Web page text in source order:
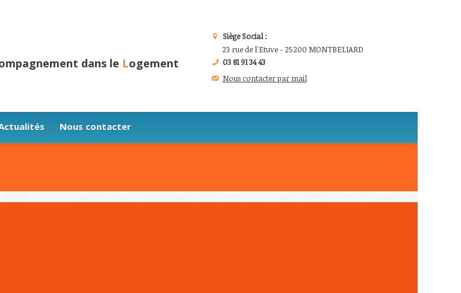
dans le Logement
Siège Social :
23 rue de l'Etuve - 25200 MONTBELIARD
03 81 91 34 43
Nous contacter par mail
Nous contacter